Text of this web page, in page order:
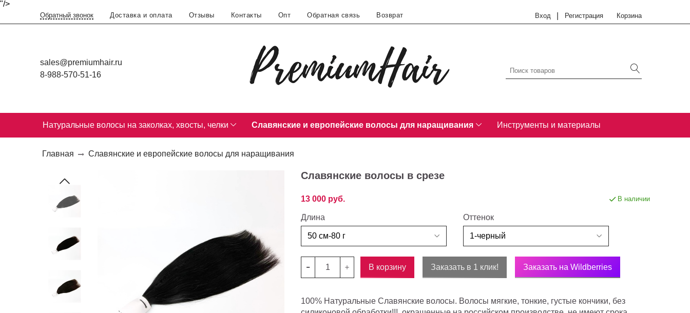
"/>
Обратный звонок Доставка и оплата Отзывы Контакты Опт Обратная связь Возврат Вход Регистрация Корзина
sales@premiumhair.ru
8-988-570-51-16
Натуральные волосы на заколках, хвосты, челки Славянские и европейские волосы для наращивания Инструменты и материалы
Главная Славянские и европейские волосы для наращивания
Славянские волосы в срезе
13 000 руб. В наличии
Длина Оттенок
В корзину Заказать в 1 клик! Заказать на Wildberries
100% Натуральные Славянские волосы. Волосы мягкие, тонкие, густые кончики, без